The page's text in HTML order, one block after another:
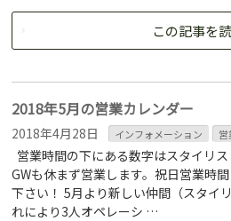
この記事を
2018年5月の営業カレンダー
2018年4月28日 インフォメーション
営業時間の下にある数字はスタイリス
GWも休まず営業します。祝日営業時
下さい！ 5月より新しい仲間（スタイ
れにより3人オペレーシ …